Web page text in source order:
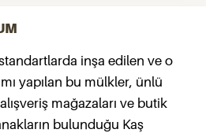
inşa edilen ve o
yapılan bu mülkler, ünlü
mağazaları ve butik
bulunduğu Kaş